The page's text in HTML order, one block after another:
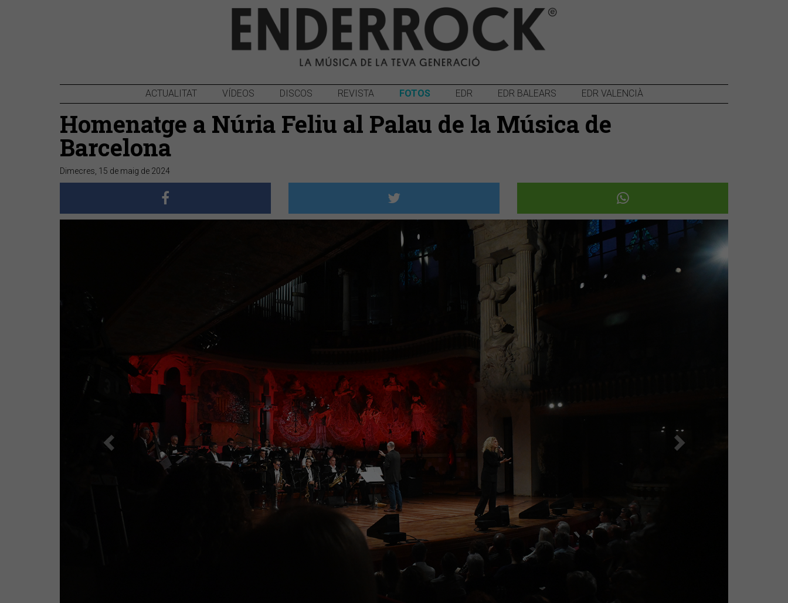
ACTUALITAT VÍDEOS DISCOS REVISTA FOTOS EDR EDR BALEARS EDR VALENCIÀ
Homenatge a Núria Feliu al Palau de la Música de
Barcelona
Dimecres, 15 de maig de 2024
Següent